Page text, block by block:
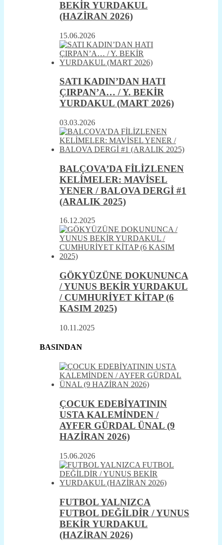
BEKİR YURDAKUL
(HAZİRAN 2026)
15.06.2026
SATI KADIN’DAN HATI
ÇIRPAN’A… / Y. BEKİR
YURDAKUL (MART 2026)
03.03.2026
BALÇOVA’DA FİLİZLENEN
KELİMELER: MAVİSEL
YENER / BALOVA DERGİ #1
(ARALIK 2025)
16.12.2025
GÖKYÜZÜNE DOKUNUNCA
/ YUNUS BEKİR YURDAKUL
/ CUMHURİYET KİTAP (6
KASIM 2025)
10.11.2025
BASINDAN
ÇOCUK EDEBİYATININ
USTA KALEMİNDEN /
AYFER GÜRDAL ÜNAL (9
HAZİRAN 2026)
15.06.2026
FUTBOL YALNIZCA
FUTBOL DEĞİLDİR / YUNUS
BEKİR YURDAKUL
(HAZİRAN 2026)